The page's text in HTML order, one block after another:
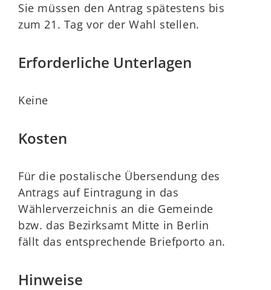
Sie müssen den Antrag spätestens bis
zum 21. Tag vor der Wahl stellen.
Erforderliche Unterlagen
Keine
Kosten
Für die postalische Übersendung des
Antrags auf Eintragung in das
Wählerverzeichnis an die Gemeinde
bzw. das Bezirksamt Mitte in Berlin
fällt das entsprechende Briefporto an.
Hinweise